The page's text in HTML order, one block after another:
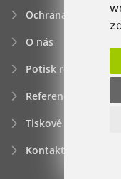
Ochrana osobních
O nás
Potisk reklamních
Reference
Tiskové zprávy
Kontakt